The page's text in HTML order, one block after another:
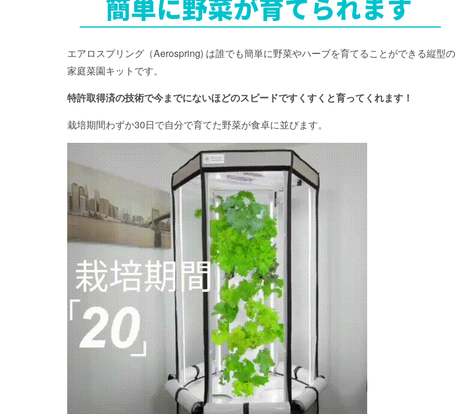
エアロスプリング（Aerospring) は誰でも簡単に野菜やハーブを育てることができる縦型の
家庭菜園キットです。
特許取得済の技術で今までにないほどのスピードですくすくと育ってくれます！
栽培期間わずか30日で自分で育てた野菜が食卓に並びます。